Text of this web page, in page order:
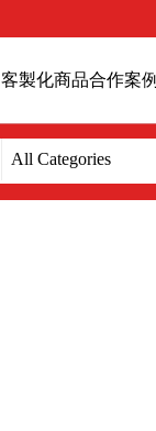
客製化商品合作案例